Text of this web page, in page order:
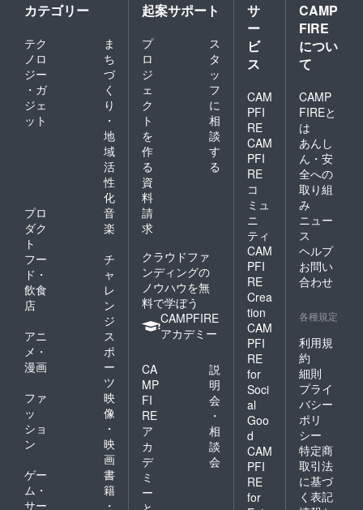
カテゴリー
テク
ノロ
ジー
・ガ
ジェ
ット
ま
ち
づ
く
り
・
地
域
活
性
化
プロ
ダク
ト
音
楽
フー
ド・
飲食
店
チ
ャ
レ
ン
ジ
アニ
メ・
漫画
ス
ポ
ー
ツ
ファ
ッ
ショ
ン
映
像
・
映
画
ゲー
ム・
サー
書
籍
・
起案サポート
プ
ロ
ジ
ェ
ク
ト
を
作
る
ス
タ
ッ
フ
に
相
談
す
る
資
料
請
求
クラウドファ
ンディングの
ノウハウを無
料で学ぼう
CAMPFIRE
アカデミー
CA
MP
FI
RE
ア
カ
デ
ミ
ー
説
明
会
・
相
談
会
サ
ー
ビ
ス
CAM
PFI
RE
CAM
PFI
RE
コ
ミュ
ニ
ティ
CAM
PFI
RE
Crea
tion
CAM
PFI
RE
for
Soci
al
Goo
d
CAM
PFI
RE
for
CAMP
FIRE
につい
て
CAMP
FIREと
は
あんし
ん・安
全への
取り組
み
ニュー
ス
ヘルプ
お問い
合わせ
各種規定
利用規
約
細則
プライ
バシー
ポリ
シー
特定商
取引法
に基づ
く表記